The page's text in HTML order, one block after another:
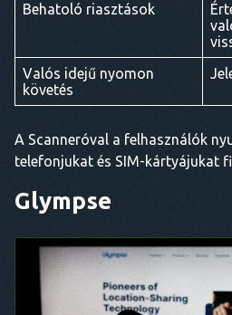
Behatoló riasztások
Valós idejű nyomon
követés
A Scanneróval a felhasználók
telefonjukat és SIM-kártyájukat
Glympse